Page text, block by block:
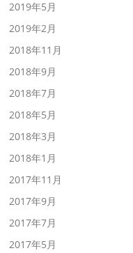
2019年5月
2019年2月
2018年11月
2018年9月
2018年7月
2018年5月
2018年3月
2018年1月
2017年11月
2017年9月
2017年7月
2017年5月